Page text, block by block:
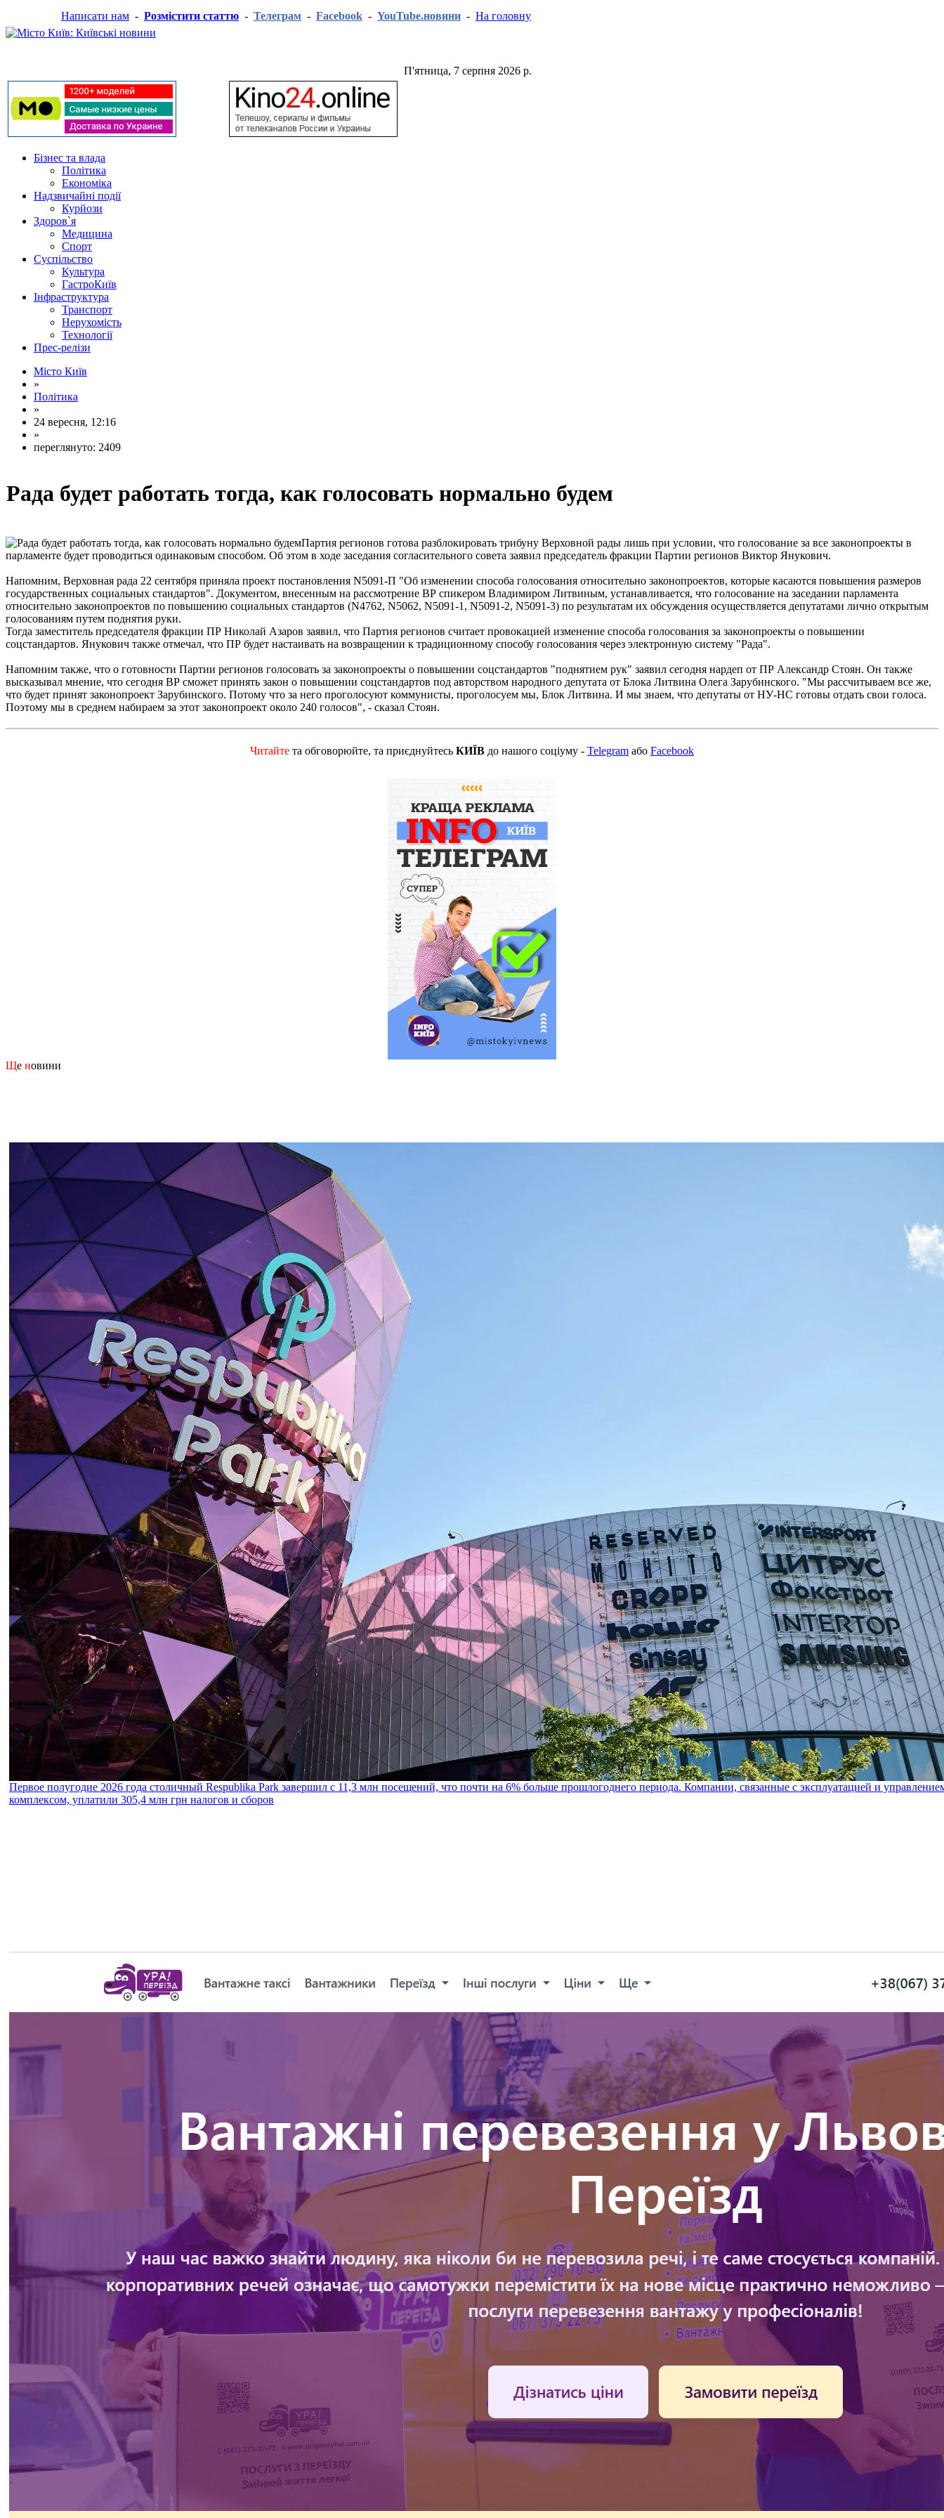
Написати нам - Розмістити статтю - Телеграм - Facebook - YouTube.новини - На головну
П'ятница, 7 серпня 2026 р.
Бізнес та влада
Політика
Економіка
Надзвичайні події
Курйози
Здоров`я
Медицина
Спорт
Суспільство
Культура
ГастроКиїв
Інфраструктура
Транспорт
Нерухомість
Технології
Прес-релізи
Місто Київ
»
Політика
»
24 вересня, 12:16
»
переглянуто: 2409
Рада будет работать тогда, как голосовать нормально будем
Партия регионов готова разблокировать трибуну Верховной рады лишь при условии, что голосование за все законопроекты в
парламенте будет проводиться одинаковым способом. Об этом в ходе заседания согласительного совета заявил председатель фракции Партии регионов Виктор Янукович.
Напомним, Верховная рада 22 сентября приняла проект постановления N5091-П "Об изменении способа голосования относительно законопроектов, которые касаются повышения размеров
государственных социальных стандартов". Документом, внесенным на рассмотрение ВР спикером Владимиром Литвиным, устанавливается, что голосование на заседании парламента
относительно законопроектов по повышению социальных стандартов (N4762, N5062, N5091-1, N5091-2, N5091-3) по результатам их обсуждения осуществляется депутатами лично открытым
голосованиям путем поднятия руки.
Тогда заместитель председателя фракции ПР Николай Азаров заявил, что Партия регионов считает провокацией изменение способа голосования за законопроекты о повышении
соцстандартов. Янукович также отмечал, что ПР будет настаивать на возвращении к традиционному способу голосования через электронную систему "Рада".
Напомним также, что о готовности Партии регионов голосовать за законопроекты о повышении соцстандартов "поднятием рук" заявил сегодня нардеп от ПР Александр Стоян. Он также
высказывал мнение, что сегодня ВР сможет принять закон о повышении соцстандартов под авторством народного депутата от Блока Литвина Олега Зарубинского. "Мы рассчитываем все же,
что будет принят законопроект Зарубинского. Потому что за него проголосуют коммунисты, проголосуем мы, Блок Литвина. И мы знаем, что депутаты от НУ-НС готовы отдать свои голоса.
Поэтому мы в среднем набираем за этот законопроект около 240 голосов", - сказал Стоян.
Читайте та обговорюйте, та приєднуйтесь КИЇВ до нашого соціуму - Telegram або Facebook
Ще новини
Первое полугодие 2026 года столичный Respublika Park завершил с 11,3 млн посещений, что почти на 6% больше прошлогоднего периода. Компании, связанные с эксплуатацией и
комплексом, уплатили 305,4 млн грн налогов и сборов